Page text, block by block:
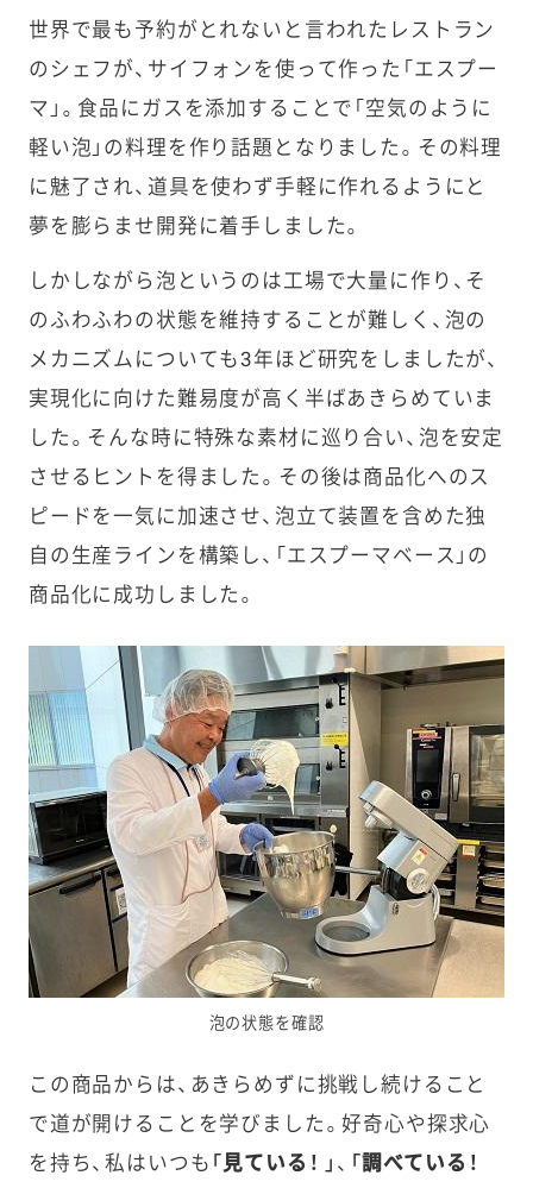
世界で最も予約がとれないと言われたレストラン
のシェフが、サイフォンを使って作った「エスプー
マ」。食品にガスを添加することで「空気のように
軽い泡」の料理を作り話題となりました。その料理
に魅了され、道具を使わず手軽に作れるようにと
夢を膨らませ開発に着手しました。
しかしながら泡というのは工場で大量に作り、そ
のふわふわの状態を維持することが難しく、泡の
メカニズムについても3年ほど研究をしましたが、
実現化に向けた難易度が高く半ばあきらめていま
した。そんな時に特殊な素材に巡り合い、泡を安定
させるヒントを得ました。その後は商品化へのス
ピードを一気に加速させ、泡立て装置を含めた独
自の生産ラインを構築し、「エスプーマベース」の
商品化に成功しました。
泡の状態を確認
この商品からは、あきらめずに挑戦し続けること
で道が開けることを学びました。好奇心や探求心
を持ち、私はいつも 「見ている！ 」 、 「調べている！